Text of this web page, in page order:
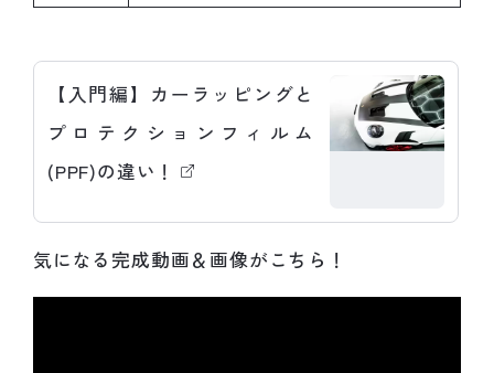
【入門編】カーラッピングと
プロテクションフィルム
(PPF)の違い！
気になる完成動画＆画像がこちら！